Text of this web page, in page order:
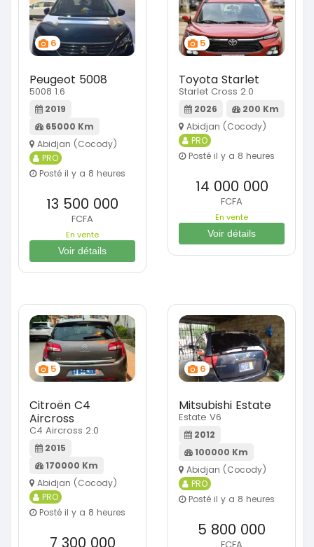
6
Peugeot 5008
5008 1.6
2019
65000 Km
Abidjan (Cocody)
PRO
Posté il y a 8 heures
13 500 000
FCFA
En vente
Voir détails
5
Toyota Starlet
Starlet Cross 2.0
2026
200 Km
Abidjan (Cocody)
PRO
Posté il y a 8 heures
14 000 000
FCFA
En vente
Voir détails
5
Citroën C4
Aircross
C4 Aircross 2.0
2015
170000 Km
Abidjan (Cocody)
PRO
Posté il y a 8 heures
6
Mitsubishi Estate
Estate V6
2012
100000 Km
Abidjan (Cocody)
PRO
Posté il y a 8 heures
5 800 000